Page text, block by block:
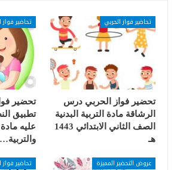
تحاضير فواز الحربي
تحضير فواز الحربي درس
الرشاقة مادة التربية البدنية
الصف الثاني الابتدائي 1443
هـ
تحاضير فواز
تحضير
تطبيق
عليه مادة
والتربية…
عروض التحضير المميزة تحاضير فواز